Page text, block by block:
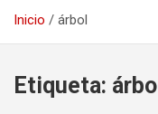
Inicio árbol
Etiqueta: árbol